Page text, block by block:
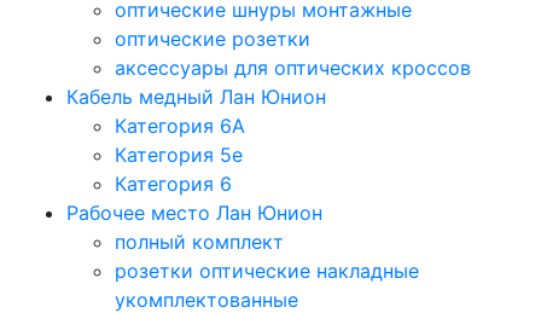
оптические шнуры монтажные
оптические розетки
аксессуары для оптических кроссов
Кабель медный Лан Юнион
Категория 6A
Категория 5e
Категория 6
Рабочее место Лан Юнион
полный комплект
розетки оптические накладные
укомплектованные